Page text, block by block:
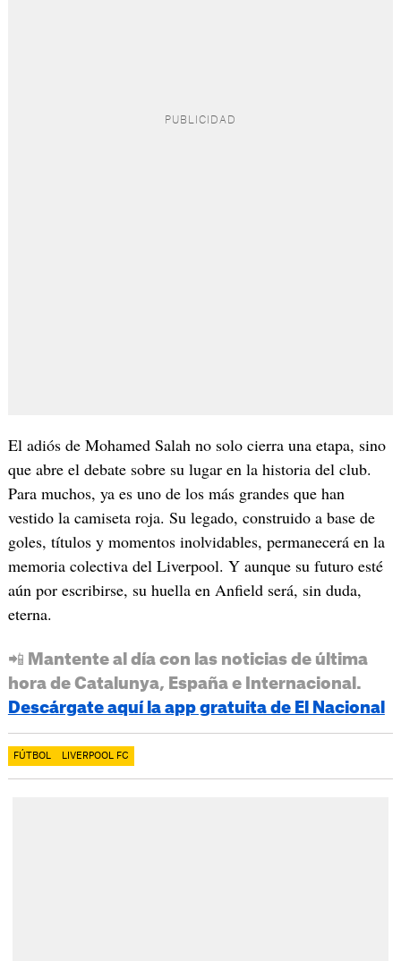
El adiós de Mohamed Salah no solo cierra una etapa, sino
que abre el debate sobre su lugar en la historia del club.
Para muchos, ya es uno de los más grandes que han
vestido la camiseta roja. Su legado, construido a base de
goles, títulos y momentos inolvidables, permanecerá en la
memoria colectiva del Liverpool. Y aunque su futuro esté
aún por escribirse, su huella en Anfield será, sin duda,
eterna.
📲 Mantente al día con las noticias de última
hora de Catalunya, España e Internacional.
Descárgate aquí la app gratuita de El Nacional
FÚTBOL LIVERPOOL FC